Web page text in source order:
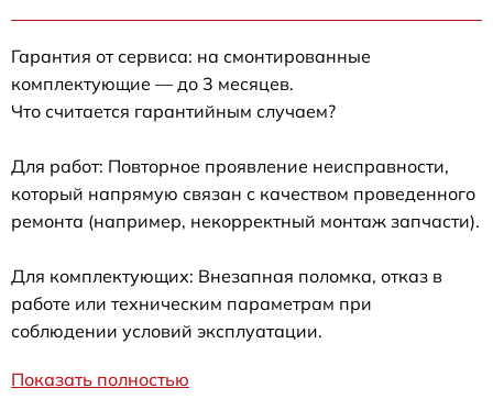
Гарантия от сервиса: на смонтированные
комплектующие — до 3 месяцев.
Что считается гарантийным случаем?
Для работ: Повторное проявление неисправности,
который напрямую связан с качеством проведенного
ремонта (например, некорректный монтаж запчасти).
Для комплектующих: Внезапная поломка, отказ в
работе или техническим параметрам при
соблюдении условий эксплуатации.
Показать полностью